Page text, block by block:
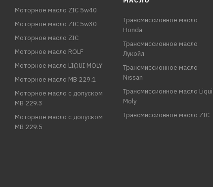
Моторное масло ZIC 5w40
Моторное масло ZIC 5w30
Моторное масло ZIC
Моторное масло ROLF
Моторное масло LIQUI MOLY
Моторное масло MB 229.1
Моторное масло с допуском
MB 229.3
Моторное масло с допуском
MB 229.5
Трансмиссионное масло
Honda
Трансмиссионное масло
Лукойл
Трансмиссионное масло
Nissan
Трансмиссионное масло Liqui
Moly
Трансмиссионное масло ZIC